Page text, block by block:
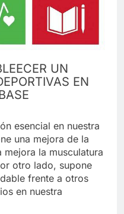
UN
EN
esencial en nuestra
una mejora de la
la musculatura
otro lado, supone
frente a otros
en nuestra